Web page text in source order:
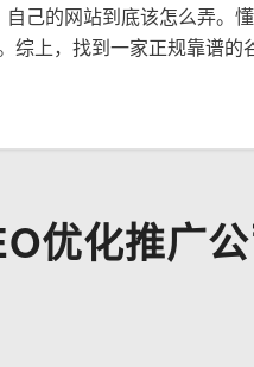
己的网站到底该怎么弄。
上，找到一家正规靠谱的
优化推广